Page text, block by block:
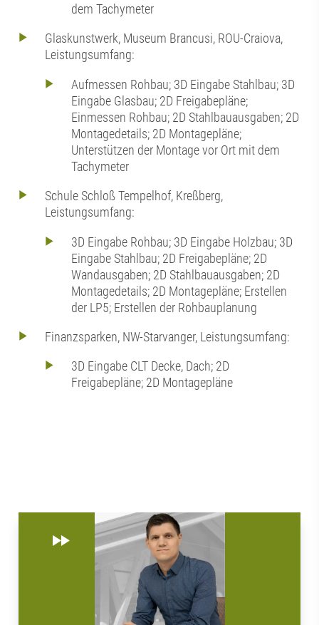
dem Tachymeter
Glaskunstwerk, Museum Brancusi, ROU-Craiova,
Leistungsumfang:
Aufmessen Rohbau; 3D Eingabe Stahlbau; 3D
Eingabe Glasbau; 2D Freigabepläne;
Einmessen Rohbau; 2D Stahlbauausgaben; 2D
Montagedetails; 2D Montagepläne;
Unterstützen der Montage vor Ort mit dem
Tachymeter
Schule Schloß Tempelhof, Kreßberg,
Leistungsumfang:
3D Eingabe Rohbau; 3D Eingabe Holzbau; 3D
Eingabe Stahlbau; 2D Freigabepläne; 2D
Wandausgaben; 2D Stahlbauausgaben; 2D
Montagedetails; 2D Montagepläne; Erstellen
der LP5; Erstellen der Rohbauplanung
Finanzsparken, NW-Starvanger, Leistungsumfang:
3D Eingabe CLT Decke, Dach; 2D
Freigabepläne; 2D Montagepläne